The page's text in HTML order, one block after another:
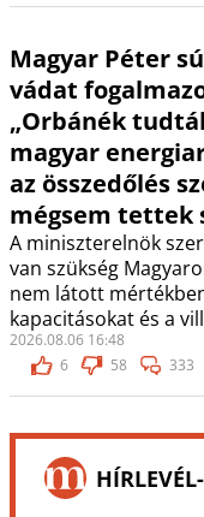
Magyar Péter
vádat
„Orbánék
magyar
az összedőlés
mégsem tettek
A miniszterelnök
van szükség
nem látott
kapacitásokat és a
2026.08.06 16:48
6
58 333